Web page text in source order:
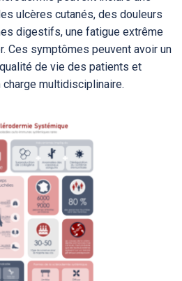
ulcères cutanés, des douleurs
digestifs, une fatigue extrême
Ces symptômes peuvent avoir un
de vie des patients et
multidisciplinaire.